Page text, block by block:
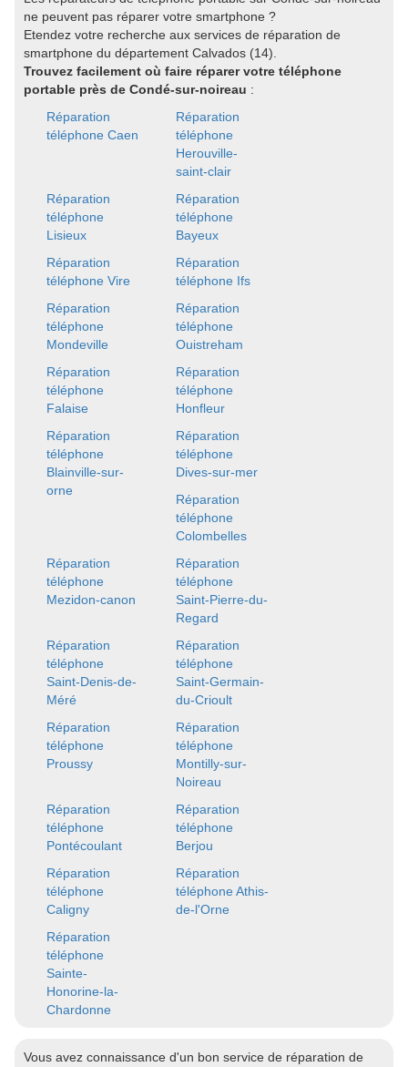
ne peuvent pas réparer votre smartphone ?
Etendez votre recherche aux services de réparation de
smartphone du département Calvados (14).
Trouvez facilement où faire réparer votre téléphone
portable près de Condé-sur-noireau :
Réparation
téléphone Caen
Réparation
téléphone
Herouville-
saint-clair
Réparation
téléphone
Lisieux
Réparation
téléphone
Bayeux
Réparation
téléphone Vire
Réparation
téléphone Ifs
Réparation
téléphone
Mondeville
Réparation
téléphone
Ouistreham
Réparation
téléphone
Falaise
Réparation
téléphone
Honfleur
Réparation
téléphone
Blainville-sur-
orne
Réparation
téléphone
Dives-sur-mer
Réparation
téléphone
Colombelles
Réparation
téléphone
Mezidon-canon
Réparation
téléphone
Saint-Pierre-du-
Regard
Réparation
téléphone
Saint-Denis-de-
Méré
Réparation
téléphone
Saint-Germain-
du-Crioult
Réparation
téléphone
Proussy
Réparation
téléphone
Montilly-sur-
Noireau
Réparation
téléphone
Pontécoulant
Réparation
téléphone
Berjou
Réparation
téléphone
Caligny
Réparation
téléphone Athis-
de-l'Orne
Réparation
téléphone
Sainte-
Honorine-la-
Chardonne
Vous avez connaissance d'un bon service de réparation de